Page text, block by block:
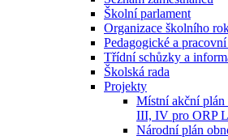
Školní parlament
Organizace školního
Pedagogické a
Třídní schůzky a
Školská rada
Projekty
Místní akční
III, IV pro ORP
Národní plán